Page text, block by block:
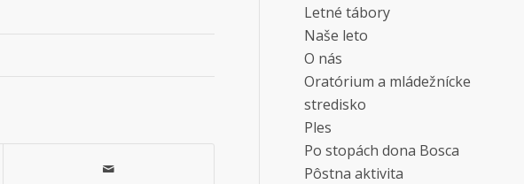
Letné tábory
Naše leto
O nás
Oratórium a mládežnícke
stredisko
Ples
Po stopách dona Bosca
Pôstna aktivita